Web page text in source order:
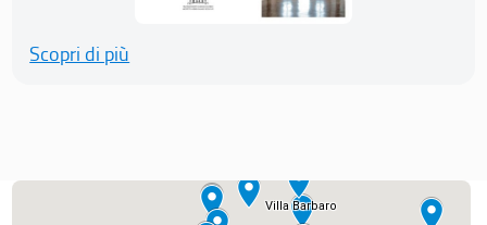
Scopri di più